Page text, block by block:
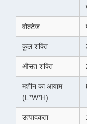
वोल्टेज
कुल शक्ति
औसत शक्ति
मशीन का आयाम
(L*W*H)
उत्पादकता